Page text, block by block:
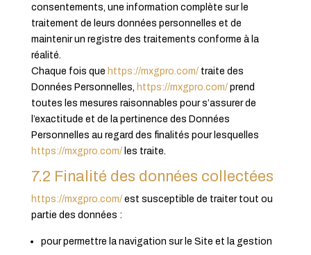
consentements, une information complète sur le
traitement de leurs données personnelles et de
maintenir un registre des traitements conforme à la
réalité.
Chaque fois que https://mxgpro.com/traite des
Données Personnelles, https://mxgpro.com/prend
toutes les mesures raisonnables pour s’assurer de
l’exactitude et de la pertinence des Données
Personnelles au regard des finalités pour lesquelles
https://mxgpro.com/les traite.
7.2 Finalité des données collectées
https://mxgpro.com/est susceptible de traiter tout ou
partie des données :
pour permettre la navigation sur le Site et la gestion